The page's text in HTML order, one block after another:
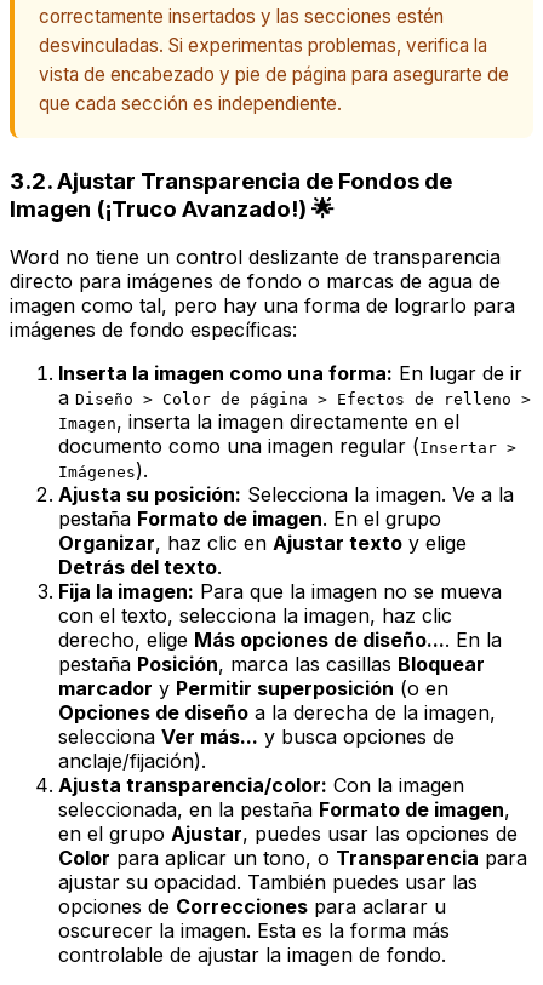
correctamente insertados y las secciones estén
desvinculadas. Si experimentas problemas, verifica la
vista de encabezado y pie de página para asegurarte de
que cada sección es independiente.
3.2. Ajustar Transparencia de Fondos de
Imagen (¡Truco Avanzado!) 🌟
Word no tiene un control deslizante de transparencia
directo para imágenes de fondo o marcas de agua de
imagen como tal, pero hay una forma de lograrlo para
imágenes de fondo específicas:
Inserta la imagen como una forma: En lugar de ir
a Diseño > Color de página > Efectos de relleno >
Imagen, inserta la imagen directamente en el
documento como una imagen regular (Insertar >
Imágenes).
Ajusta su posición: Selecciona la imagen. Ve a la
pestaña Formato de imagen. En el grupo
Organizar, haz clic en Ajustar texto y elige
Detrás del texto.
Fija la imagen: Para que la imagen no se mueva
con el texto, selecciona la imagen, haz clic
derecho, elige Más opciones de diseño.... En la
pestaña Posición, marca las casillas Bloquear
marcador y Permitir superposición (o en
Opciones de diseño a la derecha de la imagen,
selecciona Ver más... y busca opciones de
anclaje/fijación).
Ajusta transparencia/color: Con la imagen
seleccionada, en la pestaña Formato de imagen,
en el grupo Ajustar, puedes usar las opciones de
Color para aplicar un tono, o Transparencia para
ajustar su opacidad. También puedes usar las
opciones de Correcciones para aclarar u
oscurecer la imagen. Esta es la forma más
controlable de ajustar la imagen de fondo.